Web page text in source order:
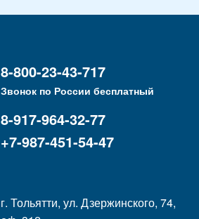
8-800-23-43-717
Звонок по России бесплатный
8-917-964-32-77
+7-987-451-54-47
г. Тольятти, ул. Дзержинского, 74,